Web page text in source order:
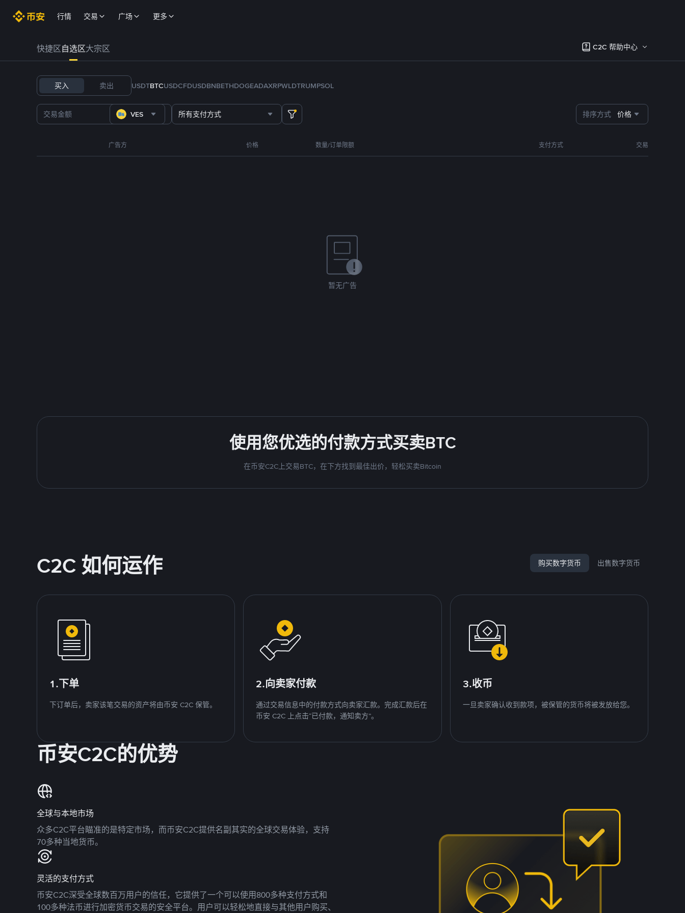
行情 交易 广场 更多
快捷区自选区大宗区 C2C 帮助中心
买入 卖出 USDTBTCUSDCFDUSDBNBETHDOGEADAXRPWLDTRUMPSOL
VES 所有支付方式 排序方式 价格
广告方 价格 数量/订单限额 支付方式 交易
暂无广告
使用您优选的付款方式买卖BTC
在币安C2C上交易BTC，在下方找到最佳出价，轻松买卖Bitcoin
C2C 如何运作 购买数字货币 出售数字货币
1.下单
下订单后，卖家该笔交易的资产将由币安 C2C 保管。
2.向卖家付款
通过交易信息中的付款方式向卖家汇款。完成汇款后在
币安 C2C 上点击“已付款，通知卖方”。
3.收币
一旦卖家确认收到款项，被保管的货币将被发放给您。
币安C2C的优势
全球与本地市场
众多C2C平台瞄准的是特定市场，而币安C2C提供名副其实的全球交易体验，支持
70多种当地货币。
灵活的支付方式
币安C2C深受全球数百万用户的信任，它提供了一个可以使用800多种支付方式和
100多种法币进行加密货币交易的安全平台。用户可以轻松地直接与其他用户购买、